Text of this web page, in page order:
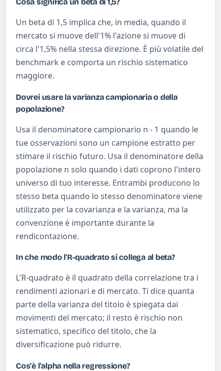
Un beta di 1,5 implica che, in media, quando il
mercato si muove dell'1% l'azione si muove di
circa l'1,5% nella stessa direzione. È più volatile del
benchmark e comporta un rischio sistematico
maggiore.
Dovrei usare la varianza campionaria o della
popolazione?
Usa il denominatore campionario n - 1 quando le
tue osservazioni sono un campione estratto per
stimare il rischio futuro. Usa il denominatore della
popolazione n solo quando i dati coprono l'intero
universo di tuo interesse. Entrambi producono lo
stesso beta quando lo stesso denominatore viene
utilizzato per la covarianza e la varianza, ma la
convenzione è importante durante la
rendicontazione.
In che modo l'R-quadrato si collega al beta?
L'R-quadrato è il quadrato della correlazione tra i
rendimenti azionari e di mercato. Ti dice quanta
parte della varianza del titolo è spiegata dai
movimenti del mercato; il resto è rischio non
sistematico, specifico del titolo, che la
diversificazione può ridurre.
Cos'è l'alpha nella regressione?